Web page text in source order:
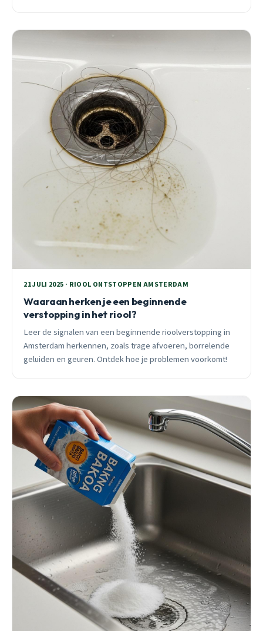
21 JULI 2025 · RIOOL ONTSTOPPEN AMSTERDAM
Waaraan herken je een beginnende
verstopping in het riool?
Leer de signalen van een beginnende rioolverstopping in
Amsterdam herkennen, zoals trage afvoeren, borrelende
geluiden en geuren. Ontdek hoe je problemen voorkomt!